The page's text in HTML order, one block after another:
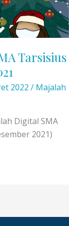
Tarsisius
2022 / Majalah
Digital SMA
2021)